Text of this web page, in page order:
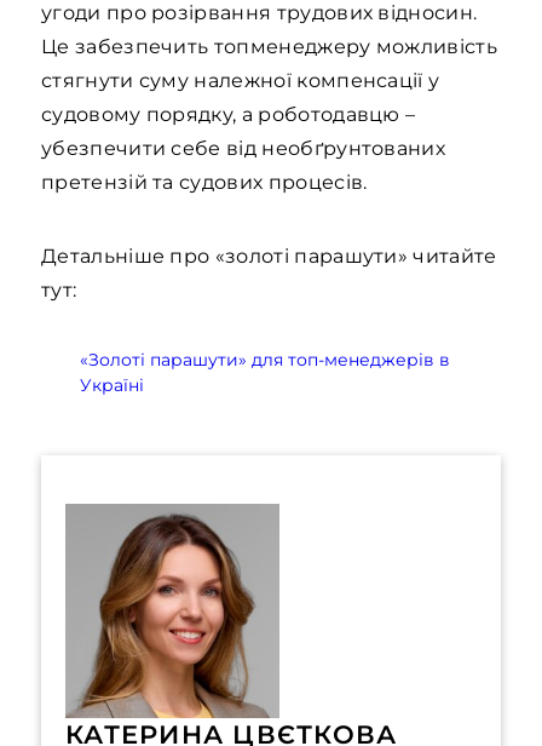
угоди про розірвання трудових відносин.
Це забезпечить топменеджеру можливість
стягнути суму належної компенсації у
судовому порядку, а роботодавцю –
убезпечити себе від необґрунтованих
претензій та судових процесів.
Детальніше про «золоті парашути» читайте
тут:
«Золоті парашути» для топ-менеджерів в
Україні
КАТЕРИНА ЦВЄТКОВА